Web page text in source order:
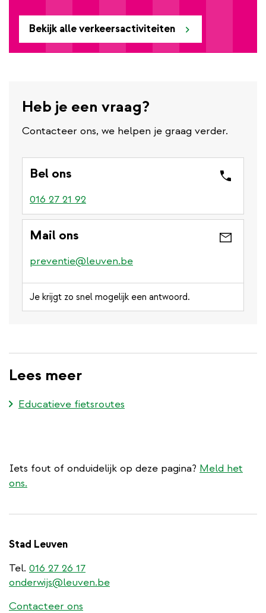
Bekijk alle verkeersactiviteiten
Heb je een vraag?
Contacteer ons, we helpen je graag verder.
Bel ons
016 27 21 92
Mail ons
preventie@leuven.be
Je krijgt zo snel mogelijk een antwoord.
Lees meer
Educatieve fietsroutes
Iets fout of onduidelijk op deze pagina? Meld het
ons.
Stad Leuven
Tel. 016 27 26 17
onderwijs@leuven.be
Contacteer ons